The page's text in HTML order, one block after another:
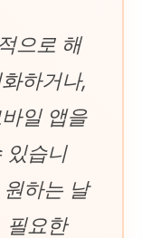
으로 해
하거나,
일 앱을
있습니
하는 날
필요한